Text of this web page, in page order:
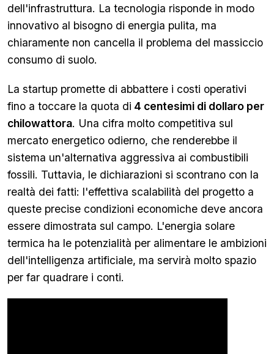
dell'infrastruttura. La tecnologia risponde in modo
innovativo al bisogno di energia pulita, ma
chiaramente non cancella il problema del massiccio
consumo di suolo.
La startup promette di abbattere i costi operativi
fino a toccare la quota di 4 centesimi di dollaro per
chilowattora. Una cifra molto competitiva sul
mercato energetico odierno, che renderebbe il
sistema un'alternativa aggressiva ai combustibili
fossili. Tuttavia, le dichiarazioni si scontrano con la
realtà dei fatti: l'effettiva scalabilità del progetto a
queste precise condizioni economiche deve ancora
essere dimostrata sul campo. L'energia solare
termica ha le potenzialità per alimentare le ambizioni
dell'intelligenza artificiale, ma servirà molto spazio
per far quadrare i conti.